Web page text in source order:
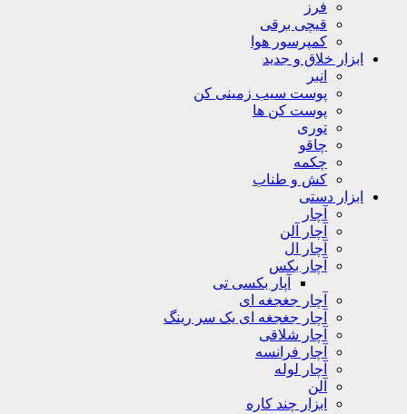
فرز
قیچی برقی
کمپرسور هوا
ابزار خلاق و جدید
انبر
پوست سیب زمینی کن
پوست کن ها
توری
چاقو
چکمه
کش و طناب
ابزار دستی
آچار
آچار آلن
آچار ال
آچار بکس
آپار بکسی تی
آچار جغجغه ای
آچار جغجغه ای یک سر رینگ
آچار شلاقی
آچار فرانسه
آچار لوله
آلن
ابزار چند کاره